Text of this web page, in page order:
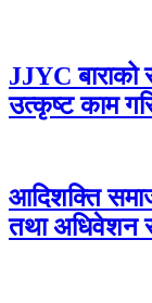
JJYC बाराको
उत्कृष्ट काम
आदिशक्ति
तथा अधिवेशन